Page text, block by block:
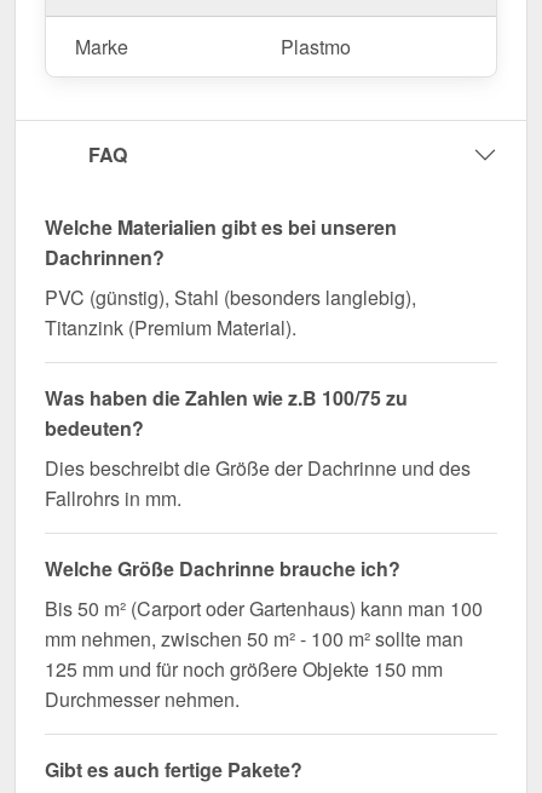
Marke Plastmo
FAQ
Welche Materialien gibt es bei unseren
Dachrinnen?
PVC (günstig), Stahl (besonders langlebig),
Titanzink (Premium Material).
Was haben die Zahlen wie z.B 100/75 zu
bedeuten?
Dies beschreibt die Größe der Dachrinne und des
Fallrohrs in mm.
Welche Größe Dachrinne brauche ich?
Bis 50 m² (Carport oder Gartenhaus) kann man 100
mm nehmen, zwischen 50 m² - 100 m² sollte man
125 mm und für noch größere Objekte 150 mm
Durchmesser nehmen.
Gibt es auch fertige Pakete?